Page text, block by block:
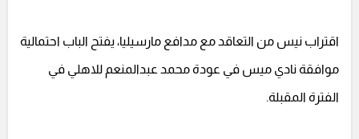
اقتراب نيس من التعاقد مع مدافع مارسيليا، يفتح الباب احتمالية
موافقة نادي ميس في عودة محمد عبدالمنعم للاهلي في
الفترة المقبلة.